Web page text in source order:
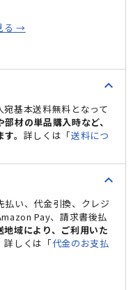
る →
expand_less
基本送料無料となって
材の単品購入時など、
。 詳しくは「送料につ
expand_less
払い、代金引換、クレジ
Pay、請求書後払
域により、ご利用いた
詳しくは「代金のお支払